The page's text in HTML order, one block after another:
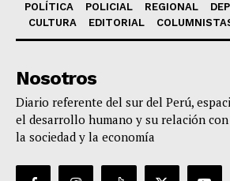
POLÍTICA POLICIAL REGIONAL
CULTURA
EDITORIAL
Nosotros
Diario referente del sur del Perú,
el desarrollo humano y su relación
la sociedad y la economía